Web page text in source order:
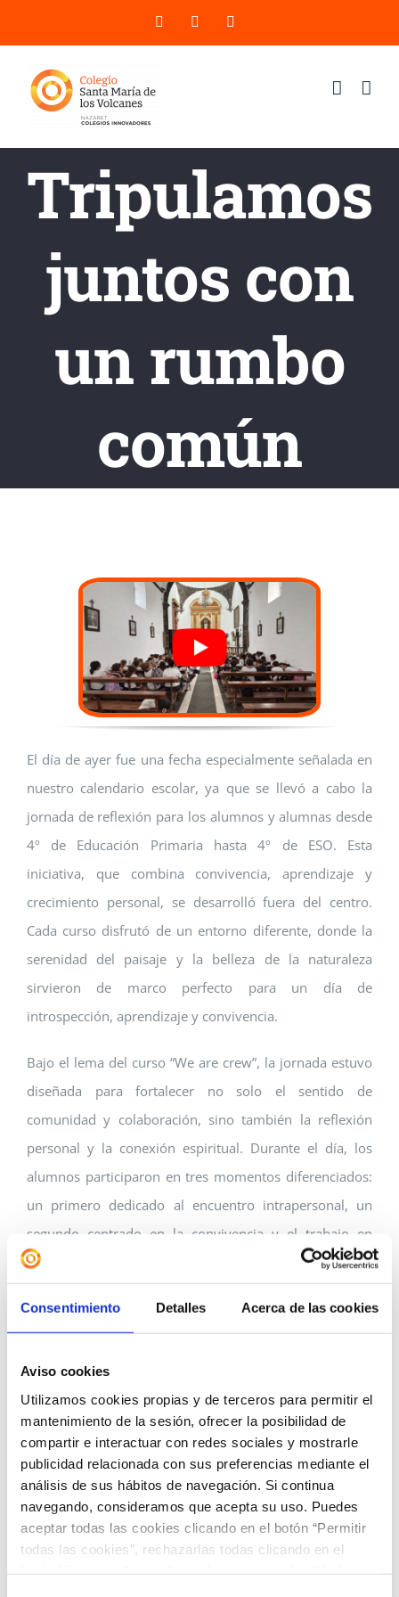
Consentimiento Detalles Acerca de las cookies
Aviso cookies
Utilizamos cookies propias y de terceros para permitir el
mantenimiento de la sesión, ofrecer la posibilidad de
compartir e interactuar con redes sociales y mostrarle
publicidad relacionada con sus preferencias mediante el
análisis de sus hábitos de navegación. Si continua
navegando, consideramos que acepta su uso. Puedes
aceptar todas las cookies clicando en el botón “Permitir
todas las cookies”, rechazarlas todas clicando en el
al
contenido
YouTube
Tripulamos
juntos con
un rumbo
común
El día de ayer fue una fecha especialmente señalada en
nuestro calendario escolar, ya que se llevó a cabo la
jornada de reflexión para los alumnos y alumnas desde
4º de Educación Primaria hasta 4º de ESO. Esta
iniciativa, que combina convivencia, aprendizaje y
crecimiento personal, se desarrolló fuera del centro.
Cada curso disfrutó de un entorno diferente, donde la
serenidad del paisaje y la belleza de la naturaleza
sirvieron de marco perfecto para un día de
introspección, aprendizaje y convivencia.
Bajo el lema del curso “We are crew”, la jornada estuvo
diseñada para fortalecer no solo el sentido de
comunidad y colaboración, sino también la reflexión
personal y la conexión espiritual. Durante el día, los
alumnos participaron en tres momentos diferenciados:
un primero dedicado al encuentro intrapersonal, un
segundo centrado en la convivencia y el trabajo en
equipo, y un tercero orientado a la relación con Dios y
Entre las actividades más destacadas, cada alumno
diseñó su “pasaporte de tripulación”, construyó su
“brújula interior” y elaboró un “plan de vuelo personal”,
símbolos de su compromiso y del rumbo que desean
seguir a lo largo de este curso. Estas herramientas,
además de fomentar la reflexión, ayudaron a los
alumnos a identificar sus objetivos, talentos y
responsabilidades dentro de la comunidad escolar.